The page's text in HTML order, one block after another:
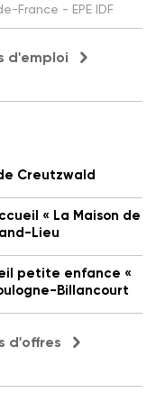
France - EPE IDF
d'emploi
Creutzwald
« La Maison de
Lieu
petite enfance «
Billancourt
d'offres